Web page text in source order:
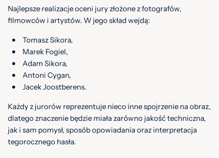
Najlepsze realizacje oceni jury złożone z fotografów,
filmowców i artystów. W jego skład wejdą:
Tomasz Sikora,
Marek Fogiel,
Adam Sikora,
Antoni Cygan,
Jacek Joostberens.
Każdy z jurorów reprezentuje nieco inne spojrzenie na obraz,
dlatego znaczenie będzie miała zarówno jakość techniczna,
jak i sam pomysł, sposób opowiadania oraz interpretacja
tegorocznego hasła.